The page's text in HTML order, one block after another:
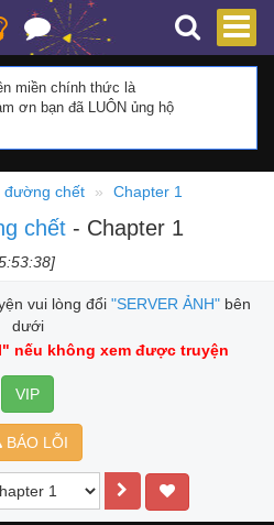
miền chính thức là
ơn bạn đã LUÔN ủng hộ
đường chết Chapter 1
chết - Chapter 1
vui lòng đổi "SERVER ẢNH"bên
dưới
nếu không xem được truyện
VIP
BÁO LỖI